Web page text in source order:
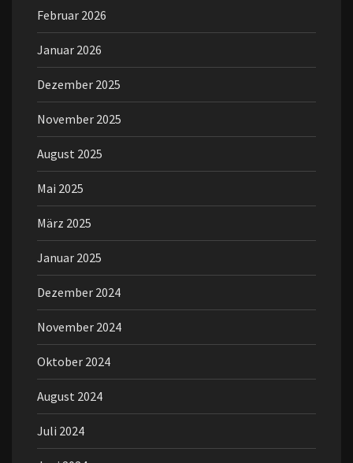
Februar 2026
Januar 2026
Dezember 2025
November 2025
August 2025
Mai 2025
März 2025
Januar 2025
Dezember 2024
November 2024
Oktober 2024
August 2024
Juli 2024